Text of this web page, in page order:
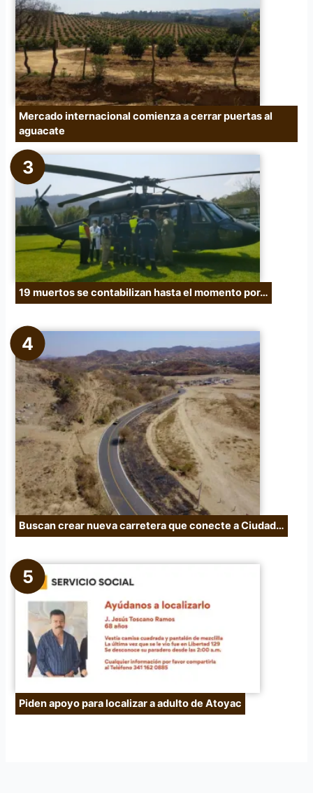
Mercado internacional comienza a cerrar puertas al
aguacate
19 muertos se contabilizan hasta el momento por…
Buscan crear nueva carretera que conecte a Ciudad…
Piden apoyo para localizar a adulto de Atoyac